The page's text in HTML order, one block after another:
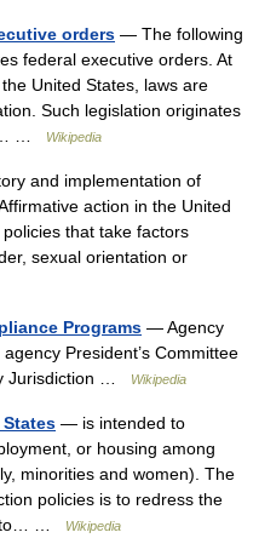
orders — The following
federal executive orders. At
United States, laws are
Such legislation originates
…
Wikipedia
and implementation of
action in the United
that take factors
sexual orientation or
Programs — Agency
President’s Committee
Jurisdiction …
Wikipedia
— is intended to
or housing among
minorities and women). The
policies is to redress the
to… …
Wikipedia